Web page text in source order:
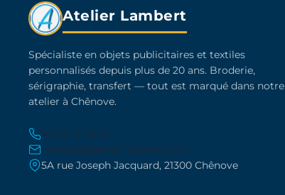
Atelier Lambert
Spécialiste en objets publicitaires et textiles
personnalisés depuis plus de 20 ans. Broderie,
sérigraphie, transfert — tout est marqué dans notre
atelier à Chênove.
03 45 21 30 86
contact@atelier-lambert.com
5A rue Joseph Jacquard, 21300 Chênove